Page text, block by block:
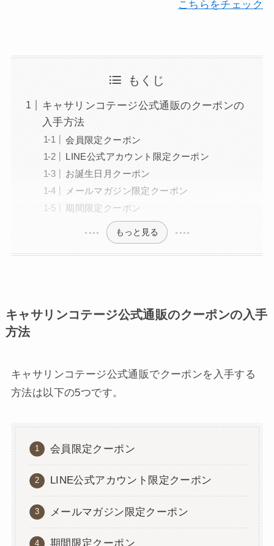
こちらをチェック
もくじ
キャサリンコテージ公式通販のクーポンの
入手方法
会員限定クーポン
LINE公式アカウント限定クーポン
お誕生日月クーポン
メールマガジン限定クーポン
期間限定クーポン
もっと見る
キャサリンコテージ公式通販のクーポンの入手
方法
キャサリンコテージ公式通販でクーポンを入手する
方法は以下の5つです。
会員限定クーポン
LINE公式アカウント限定クーポン
メールマガジン限定クーポン
期間限定クーポン